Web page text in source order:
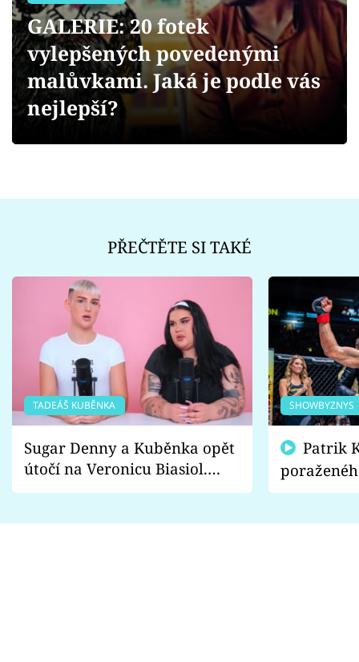
Videa
Sledujte prima+
GALERIE: 20 fotek
vylepšených povedenými
malůvkami. Jaká je podle vás
nejlepší?
PŘEČTĚTE SI TAKÉ
TADEÁŠ KUBĚNKA
Sugar Denny a Kuběnka opět
útočí na Veronicu Biasiol.
Proč je podle nich falešná a
SHOWBYZNYS
fanoušci